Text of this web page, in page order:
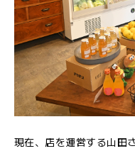
現在、店を運営する山田